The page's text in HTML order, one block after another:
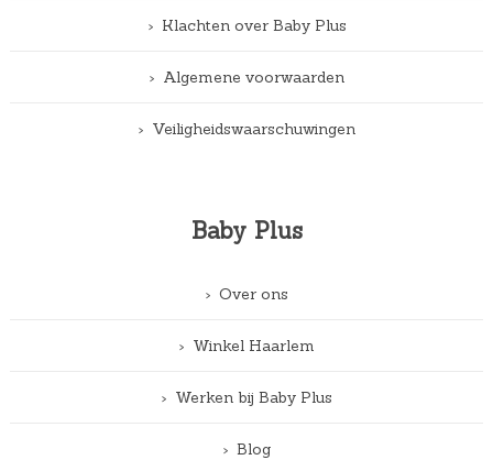
Klachten over Baby Plus
Algemene voorwaarden
Veiligheidswaarschuwingen
Baby Plus
Over ons
Winkel Haarlem
Werken bij Baby Plus
Blog